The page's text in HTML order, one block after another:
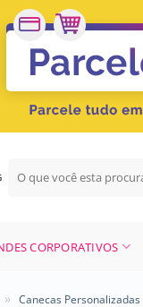
por:
CORPORATIVOS
» Canecas Personalizadas